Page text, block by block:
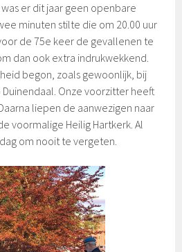
er dit jaar geen openbare
minuten stilte die om 20.00 uur
de 75e keer de gevallenen te
dan ook extra indrukwekkend.
begon, zoals gewoonlijk, bij
Onze voorzitter heeft
liepen de aanwezigen naar
voormalige Heilig Hartkerk. Al
om nooit te vergeten.